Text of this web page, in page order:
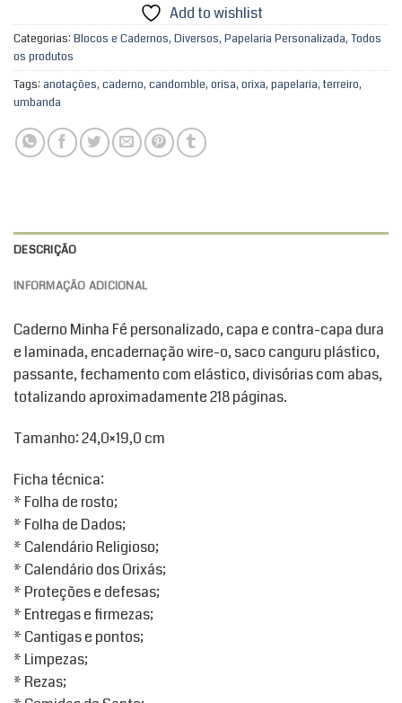
Add to wishlist
Categorias: Blocos e Cadernos, Diversos, Papelaria Personalizada, Todos
os produtos
Tags: anotações, caderno, candomble, orisa, orixa, papelaria,terreiro,
umbanda
DESCRIÇÃO
INFORMAÇÃO ADICIONAL
Caderno Minha Fé personalizado, capa e contra-capa dura
e laminada, encadernação wire-o, saco canguru plástico,
passante, fechamento com elástico, divisórias com abas,
totalizando aproximadamente 218 páginas.
Tamanho: 24,0×19,0 cm
Ficha técnica:
* Folha de rosto;
* Folha de Dados;
* Calendário Religioso;
* Calendário dos Orixás;
* Proteções e defesas;
* Entregas e firmezas;
* Cantigas e pontos;
* Limpezas;
* Rezas;